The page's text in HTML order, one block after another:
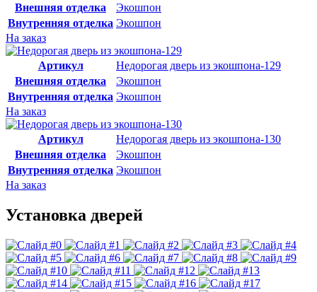
Внешняя отделка
Экошпон
Внутренняя отделка Экошпон
На заказ
Артикул
Недорогая дверь из экошпона-129
Внешняя отделка
Экошпон
Внутренняя отделка Экошпон
На заказ
Артикул
Недорогая дверь из экошпона-130
Внешняя отделка
Экошпон
Внутренняя отделка Экошпон
На заказ
Установка дверей